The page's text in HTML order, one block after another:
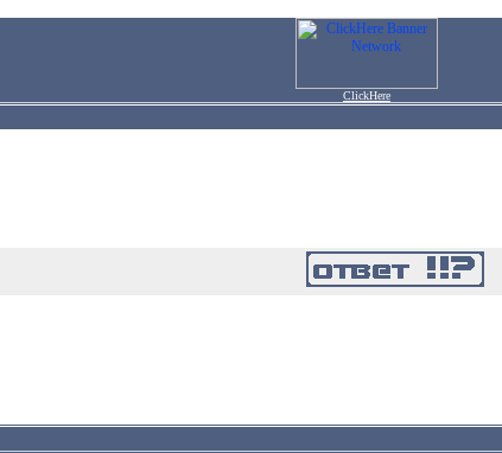
ClickHere